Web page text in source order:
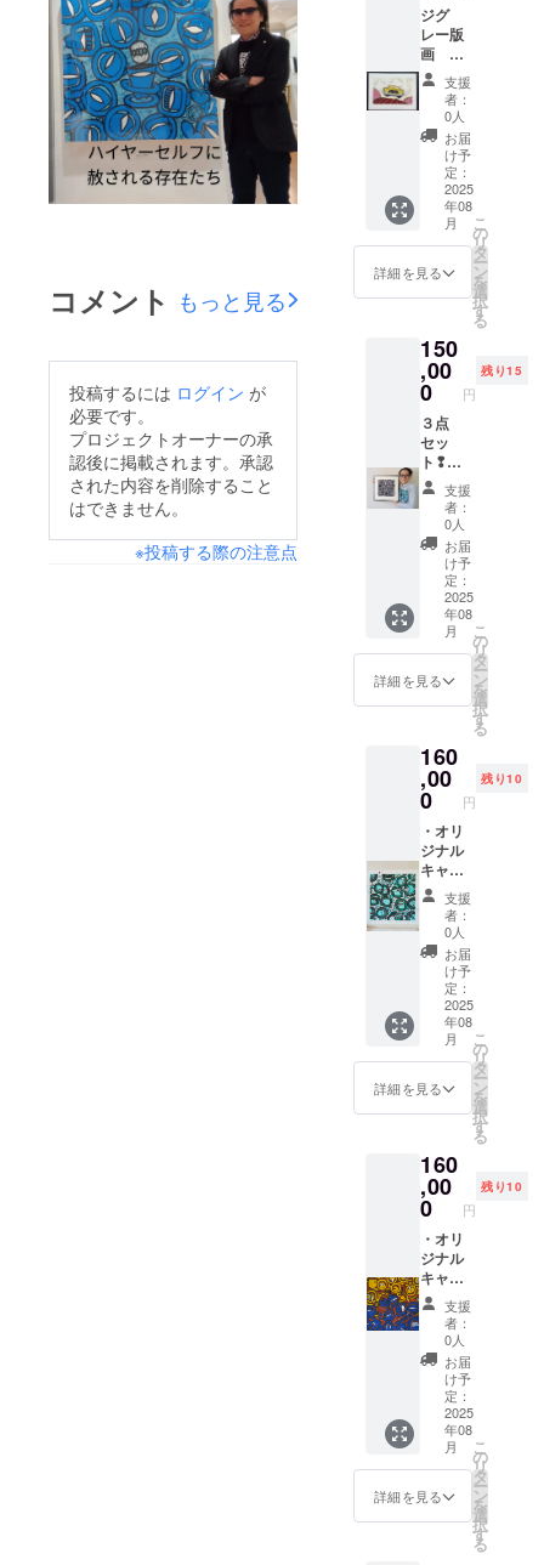
コメント もっと見る
投稿するには ログイン が
必要です。
プロジェクトオーナーの承
認後に掲載されます。承認
された内容を削除すること
はできません。
※投稿する際の注意点
トプー
ルです
アー
ティス
トプー
ルとは
限定枚
数と
アー
ティス
トの保
存用に
数枚版
元から
す。
フレー
ムサイ
ズ 約
63×46
㎝ 多少
のサイ
ズ変更
はござ
います
ので、
ご了承
くださ
い。
ジグ
レー版
画
「サー
キット
をぶっ
飛ば
せ！」
画面
サイ
ズ
49×33
㎝ エ
ディ
ション
はAP
ティス
トプー
ルです
アー
ティス
トプー
ルとは
限定枚
数の他
にアー
ティス
トの保
存用に
に数枚
版元か
ら貰う
版画
シート
で
す。
ムサイ
ズ 約
63×46
㎝ 多
少のサ
イズ変
更はご
ざいま
すの
で、ご
了承く
ださ
い。
支援
者：
0人
お届
け予
定：
2025
年08
月
詳細を見る
こ
の
リ
タ
ー
ン
を
選
択
す
る
150
,00
0 円
残り15
３点
セッ
ト❢
「ハイ
ヤーセ
ルフに
赦され
る存在
たち」
版画３
点セッ
ト。
45㌢
×45㌢の
フレー
ムに、
×30㌢の
ジグ
レー版
画の３
点セッ
トに
なって
おりま
す。 ３
点の並
べ方に
より見
栄えの
変化を
楽しん
で頂け
ます。
作家も
お勧め
で、お
ありま
す。
支援
者：
0人
お届
け予
定：
2025
年08
月
詳細を見る
こ
の
リ
タ
ー
ン
を
選
択
す
る
160
,00
0 円
残り10
・オリ
ジナル
キャン
パス版
画 ハ
イヤー
セルフ
に赦さ
れる存
在シ
リー
ズ 大
型サイ
ズ
53×53
㎝ 白
爽やか
なフ
レーム
でお届
けしま
す。
フレー
ムサイ
ズ約
63×63
㎝
支援
者：
0人
お届
け予
定：
2025
年08
月
詳細を見る
こ
の
リ
タ
ー
ン
を
選
択
す
る
160
,00
0 円
残り10
・オリ
ジナル
キャン
パス版
画 ハ
イヤー
セルフ
に赦さ
れる存
在シ
リー
ズ
53×53
㎝ 白基
調のフ
レーム
支援
者：
0人
お届
け予
定：
2025
年08
月
詳細を見る
こ
の
リ
タ
ー
ン
を
選
択
す
る